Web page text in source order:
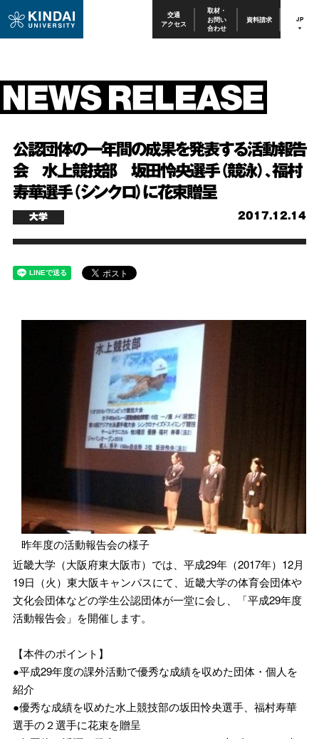
交通
アクセス
取材・
お問い
合わせ
資料請求 JP
公認団体の一年間の成果を発表する活動報告
会 水上競技部 坂田怜央選手（競泳）、福村
寿華選手（シンクロ）に花束贈呈
2017.12.14
大学
昨年度の活動報告会の様子
近畿大学（大阪府東大阪市）では、平成29年（2017年）12月
19日（火）東大阪キャンパスにて、近畿大学の体育会団体や
文化会団体などの学生公認団体が一堂に会し、「平成29年度
活動報告会」を開催します。
【本件のポイント】
●平成29年度の課外活動で優秀な成績を収めた団体・個人を
紹介
●優秀な成績を収めた水上競技部の坂田怜央選手、福村寿華
選手の２選手に花束を贈呈